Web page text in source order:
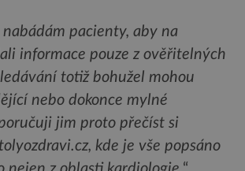
nabádám pacienty, aby na
informace pouze z ověřitelných
totiž bohužel mohou
nebo dokonce mylné
jim proto přečíst si
kde je vše popsáno